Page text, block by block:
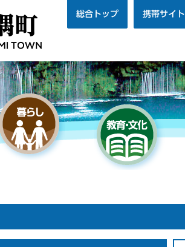
総合トップ 携帯サイト